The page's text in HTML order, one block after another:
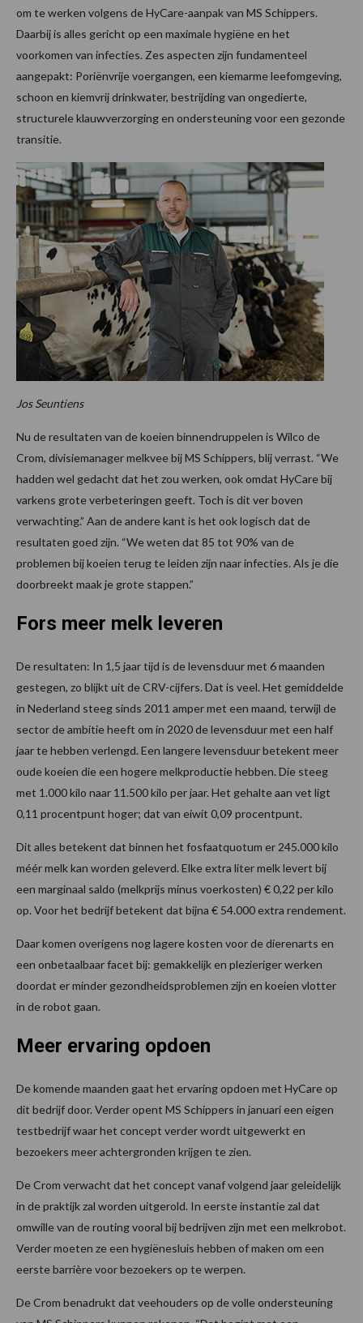
om te werken volgens de HyCare-aanpak van MS Schippers.
Daarbij is alles gericht op een maximale hygiëne en het
voorkomen van infecties. Zes aspecten zijn fundamenteel
aangepakt: Poriënvrije voergangen, een kiemarme leefomgeving,
schoon en kiemvrij drinkwater, bestrijding van ongedierte,
structurele klauwverzorging en ondersteuning voor een gezonde
transitie.
Jos Seuntiens
Nu de resultaten van de koeien binnendruppelen is Wilco de
Crom, divisiemanager melkvee bij MS Schippers, blij verrast. “We
hadden wel gedacht dat het zou werken, ook omdat HyCare bij
varkens grote verbeteringen geeft. Toch is dit ver boven
verwachting.” Aan de andere kant is het ook logisch dat de
resultaten goed zijn. “We weten dat 85 tot 90% van de
problemen bij koeien terug te leiden zijn naar infecties. Als je die
doorbreekt maak je grote stappen.”
Fors meer melk leveren
De resultaten: In 1,5 jaar tijd is de levensduur met 6 maanden
gestegen, zo blijkt uit de CRV-cijfers. Dat is veel. Het gemiddelde
in Nederland steeg sinds 2011 amper met een maand, terwijl de
sector de ambitie heeft om in 2020 de levensduur met een half
jaar te hebben verlengd. Een langere levensduur betekent meer
oude koeien die een hogere melkproductie hebben. Die steeg
met 1.000 kilo naar 11.500 kilo per jaar. Het gehalte aan vet ligt
0,11 procentpunt hoger; dat van eiwit 0,09 procentpunt.
Dit alles betekent dat binnen het fosfaatquotum er 245.000 kilo
méér melk kan worden geleverd. Elke extra liter melk levert bij
een marginaal saldo (melkprijs minus voerkosten) € 0,22 per kilo
op. Voor het bedrijf betekent dat bijna € 54.000 extra rendement.
Daar komen overigens nog lagere kosten voor de dierenarts en
een onbetaalbaar facet bij: gemakkelijk en plezieriger werken
doordat er minder gezondheidsproblemen zijn en koeien vlotter
in de robot gaan.
Meer ervaring opdoen
De komende maanden gaat het ervaring opdoen met HyCare op
dit bedrijf door. Verder opent MS Schippers in januari een eigen
testbedrijf waar het concept verder wordt uitgewerkt en
bezoekers meer achtergronden krijgen te zien.
De Crom verwacht dat het concept vanaf volgend jaar geleidelijk
in de praktijk zal worden uitgerold. In eerste instantie zal dat
omwille van de routing vooral bij bedrijven zijn met een melkrobot.
Verder moeten ze een hygiënesluis hebben of maken om een
eerste barrière voor bezoekers op te werpen.
De Crom benadrukt dat veehouders op de volle ondersteuning